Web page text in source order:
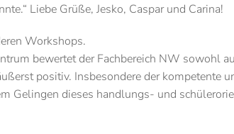
Liebe Grüße, Jesko, Caspar und Carina!
Workshops.
bewertet der Fachbereich NW sowohl
positiv. Insbesondere der kompetente
Gelingen dieses handlungs- und